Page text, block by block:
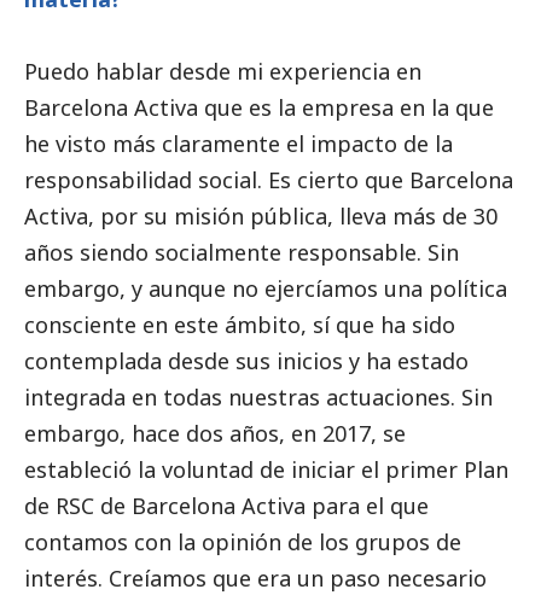
Puedo hablar desde mi experiencia en
Barcelona Activa que es la empresa en la que
he visto más claramente el impacto de la
responsabilidad social. Es cierto que Barcelona
Activa, por su misión pública, lleva más de 30
años siendo socialmente responsable. Sin
embargo, y aunque no ejercíamos una política
consciente en este ámbito, sí que ha sido
contemplada desde sus inicios y ha estado
integrada en todas nuestras actuaciones. Sin
embargo, hace dos años, en 2017, se
estableció la voluntad de iniciar el primer Plan
de RSC de Barcelona Activa para el que
contamos con la opinión de los grupos de
interés. Creíamos que era un paso necesario